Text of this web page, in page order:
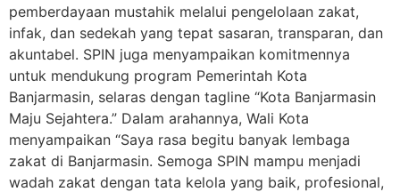
pemberdayaan mustahik melalui pengelolaan zakat,
infak, dan sedekah yang tepat sasaran, transparan, dan
akuntabel. SPIN juga menyampaikan komitmennya
untuk mendukung program Pemerintah Kota
Banjarmasin, selaras dengan tagline “Kota Banjarmasin
Maju Sejahtera.” Dalam arahannya, Wali Kota
menyampaikan “Saya rasa begitu banyak lembaga
zakat di Banjarmasin. Semoga SPIN mampu menjadi
wadah zakat dengan tata kelola yang baik, profesional,